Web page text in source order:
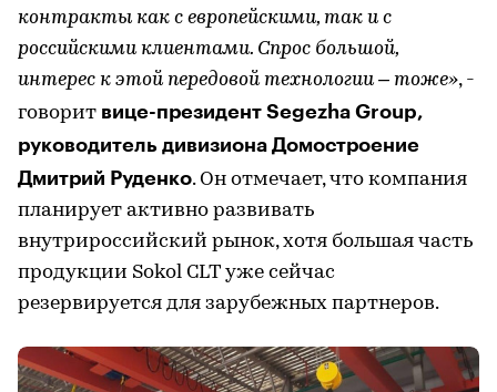
контракты как с европейскими, так и с
российскими клиентами. Спрос большой,
интерес к этой передовой технологии – тоже», -
говорит вице-президент Segezha Group,
руководитель дивизиона Домостроение
Дмитрий Руденко. Он отмечает, что компания
планирует активно развивать
внутрироссийский рынок, хотя большая часть
продукции Sokol CLT уже сейчас
резервируется для зарубежных партнеров.